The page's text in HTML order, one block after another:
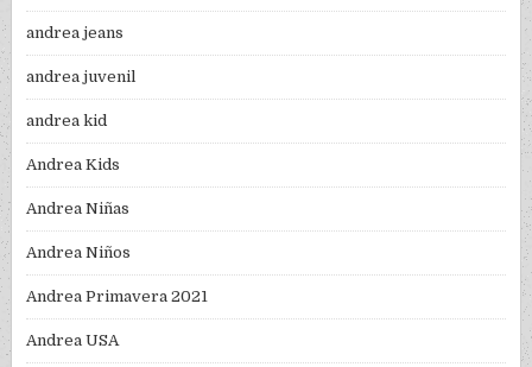
andrea jeans
andrea juvenil
andrea kid
Andrea Kids
Andrea Niñas
Andrea Niños
Andrea Primavera 2021
Andrea USA